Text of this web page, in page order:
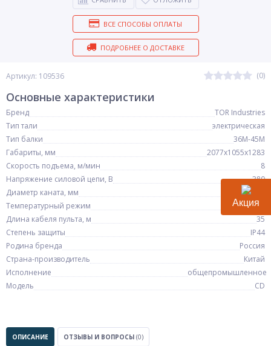
Артикул: 109536 (0)
ВСЕ СПОСОБЫ ОПЛАТЫ
ПОДРОБНЕЕ О ДОСТАВКЕ
Основные характеристики
Бренд
TOR Industries
Тип тали
электрическая
Тип балки
36М-45М
Габариты, мм
2077х1055х1283
Скорость подъема, м/мин
8
Напряжение силовой цепи, В
380
Диаметр каната, мм
Температурный режим
-20+40°С
Длина кабеля пульта, м
35
Степень защиты
IP44
Родина бренда
Россия
Страна-производитель
Китай
Исполнение
общепромышленное
Модель
CD
ОПИСАНИЕ ОТЗЫВЫ И ВОПРОСЫ (0)
Акция